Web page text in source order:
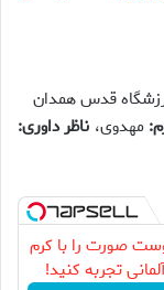
مهدوی، ناظر داوری:
صورت را با کرم
تجربه کنید!